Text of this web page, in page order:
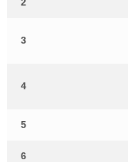
3
4
5
6